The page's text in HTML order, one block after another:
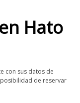
en Hato
con sus datos de
de reservar